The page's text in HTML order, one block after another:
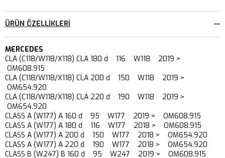
ÜRÜN ÖZELLIKLERI
MERCEDES
CLA (C118/W118/X118) CLA 180 d 116 W118 2019 >
OM608.915
CLA (C118/W118/X118) CLA 200 d 150 W118 2019 >
OM654.920
CLA (C118/W118/X118) CLA 220 d 190 W118 2019 >
OM654.920
CLASS A (W177) A 160 d 95 W177 2019 > OM608.915
CLASS A (W177) A 180 d 116 W177 2018 > OM608.915
CLASS A (W177) A 200 d 150 W177 2018 > OM654.920
CLASS A (W177) A 220 d 190 W177 2018 > OM654.920
CLASS B (W247) B 160 d 95 W247 2019 > OM608.915